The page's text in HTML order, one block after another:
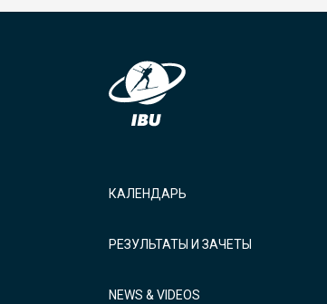
КАЛЕНДАРЬ
РЕЗУЛЬТАТЫ И ЗАЧЕТЫ
NEWS & VIDEOS